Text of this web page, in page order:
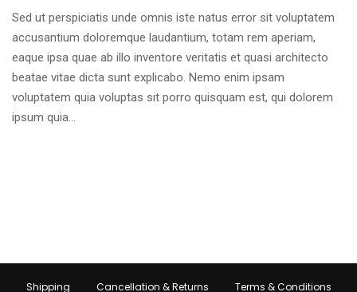
Sed ut perspiciatis unde omnis iste natus error sit voluptatem
accusantium doloremque laudantium, totam rem aperiam,
eaque ipsa quae ab illo inventore veritatis et quasi architecto
beatae vitae dicta sunt explicabo. Nemo enim ipsam
voluptatem quia voluptas sit porro quisquam est, qui dolorem
ipsum quia…
Shipping Cancellation & Returns Terms & Conditions